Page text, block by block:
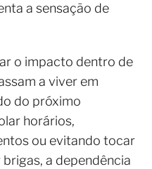
a sensação de
o impacto dentro de
a viver em
do próximo
horários,
ou evitando tocar
a dependência